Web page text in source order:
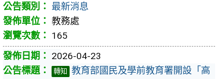
最新消息
教務處
165
2026-04-23
轉知
教育部國民及學前教育署開設「高